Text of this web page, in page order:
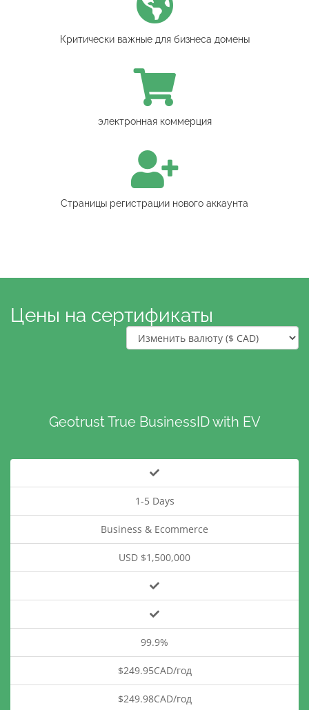
Критически важные для бизнеса домены
электронная коммерция
Страницы регистрации нового аккаунта
Цены на сертификаты
Geotrust True BusinessID with EV
1-5 Days
Business & Ecommerce
USD $1,500,000
99.9%
$249.95CAD/год
$249.98CAD/год